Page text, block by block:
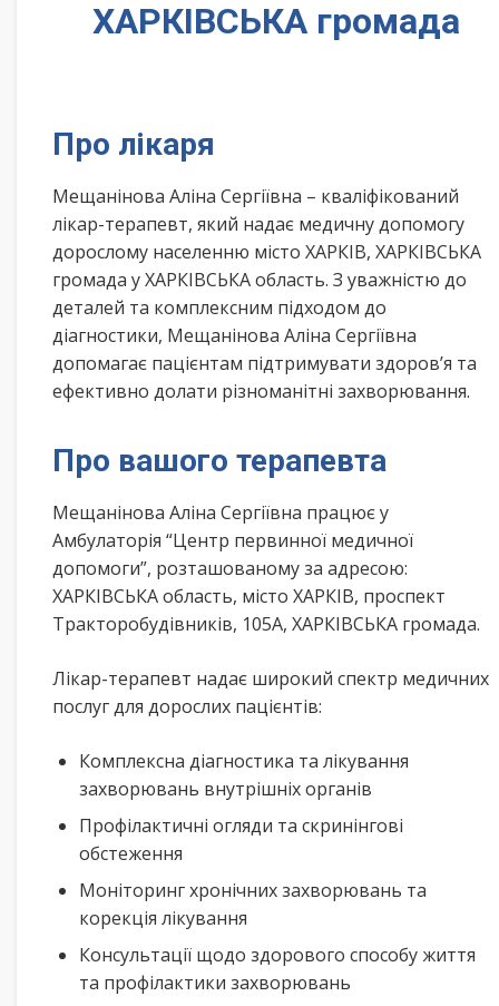
ХАРКІВСЬКА громада
Про лікаря
Мещанінова Аліна Сергіївна – кваліфікований
лікар-терапевт, який надає медичну допомогу
дорослому населенню місто ХАРКІВ, ХАРКІВСЬКА
громада у ХАРКІВСЬКА область. З уважністю до
деталей та комплексним підходом до
діагностики, Мещанінова Аліна Сергіївна
допомагає пацієнтам підтримувати здоров’я та
ефективно долати різноманітні захворювання.
Про вашого терапевта
Мещанінова Аліна Сергіївна працює у
Амбулаторія “Центр первинної медичної
допомоги”, розташованому за адресою:
ХАРКІВСЬКА область, місто ХАРКІВ, проспект
Тракторобудівників, 105А, ХАРКІВСЬКА громада.
Лікар-терапевт надає широкий спектр медичних
послуг для дорослих пацієнтів:
Комплексна діагностика та лікування
захворювань внутрішніх органів
Профілактичні огляди та скринінгові
обстеження
Моніторинг хронічних захворювань та
корекція лікування
Консультації щодо здорового способу життя
та профілактики захворювань